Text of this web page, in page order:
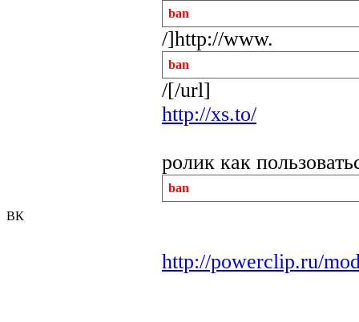
ВК
ban
/]http://www.
ban
/[/url]
http://xs.to/
ролик как
ban
http://powerclip.ru/